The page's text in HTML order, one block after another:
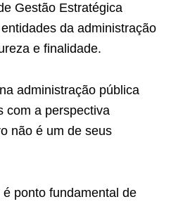
Gestão Estratégica
da administração
e finalidade.
administração pública
com a perspectiva
não é um de seus
ponto fundamental de